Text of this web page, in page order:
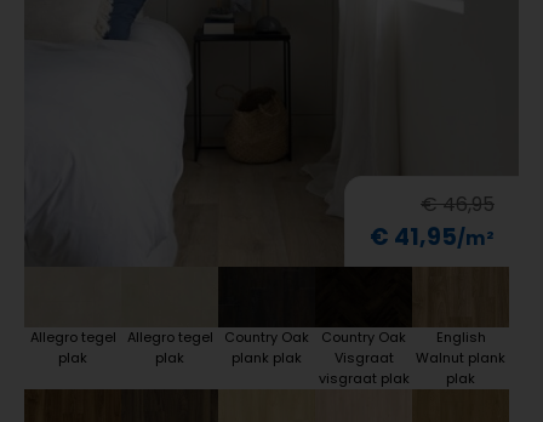
€ 46,95
€ 41,95
Allegro tegel
plak
Allegro tegel
plak
Country Oak
plank plak
Country Oak
Visgraat
visgraat plak
English
Walnut plank
plak